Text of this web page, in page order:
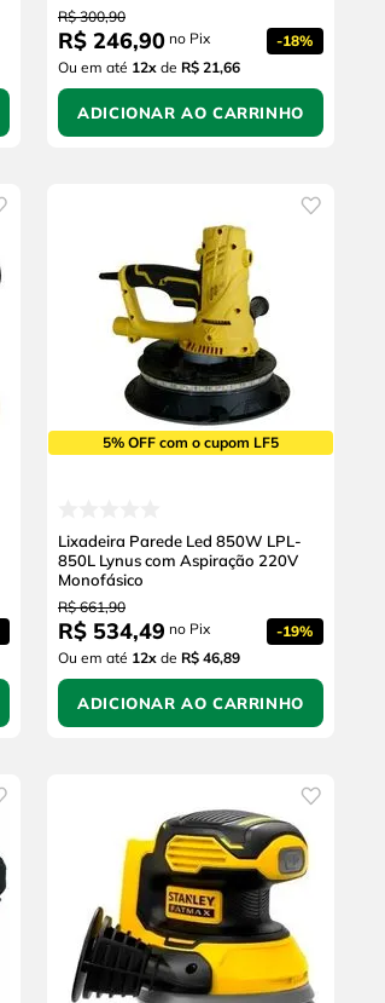
R$ 300,90
R$ 246,90 no Pix -18%
Ou em até 12x de R$ 21,66
ADICIONAR AO CARRINHO
5% OFF com o cupom LF5
Lixadeira Parede Led 850W LPL-
850L Lynus com Aspiração 220V
Monofásico
R$ 661,90
R$ 534,49 no Pix -19%
Ou em até 12x de R$ 46,89
ADICIONAR AO CARRINHO